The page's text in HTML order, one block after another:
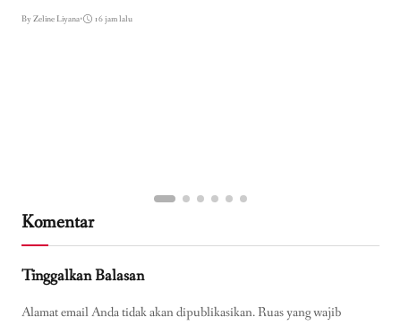
By Zeline Liyana• 16 jam lalu
Komentar
Tinggalkan Balasan
Alamat email Anda tidak akan dipublikasikan.Ruas yang wajib